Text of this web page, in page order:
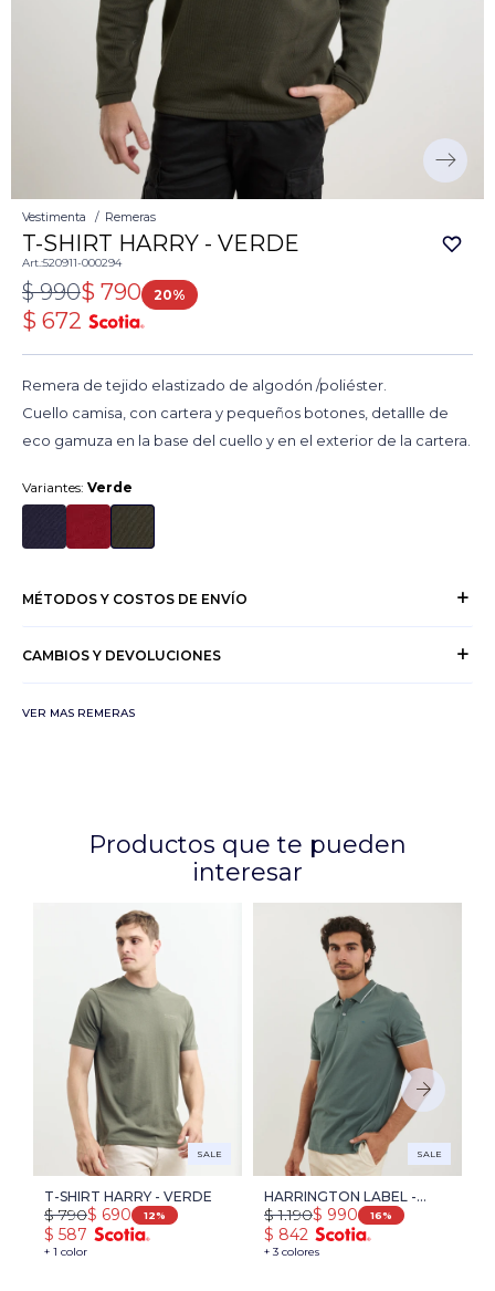
Vestimenta Remeras
T-SHIRT HARRY - VERDE
520911-000294
$ 790
$ 990 20
$ 672
Remera de tejido elastizado de algodón /poliéster.
Cuello camisa, con cartera y pequeños botones, detallle de
eco gamuza en la base del cuello y en el exterior de la cartera.
Variantes: Verde
MÉTODOS Y COSTOS DE ENVÍO
CAMBIOS Y DEVOLUCIONES
VER MAS REMERAS
Productos que te pueden
interesar
SALE
T-SHIRT HARRY - VERDE
+ 1 color
$ 690
$ 790 12
$ 587
SALE
HARRINGTON LABEL -
VERDE
+ 3 colores
$ 990
$ 1.190 16
$ 842